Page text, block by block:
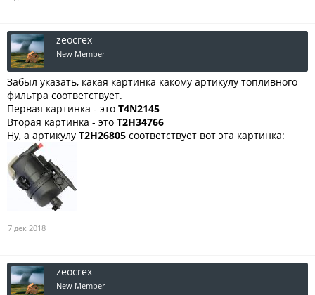
zeocrex
New Member
Забыл указать, какая картинка какому артикулу топливного
фильтра соответствует.
Первая картинка - это T4N2145
Вторая картинка - это T2H34766
Ну, а артикулу T2H26805 соответствует вот эта картинка:
7 дек 2018
zeocrex
New Member